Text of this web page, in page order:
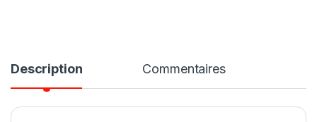
Description Commentaires